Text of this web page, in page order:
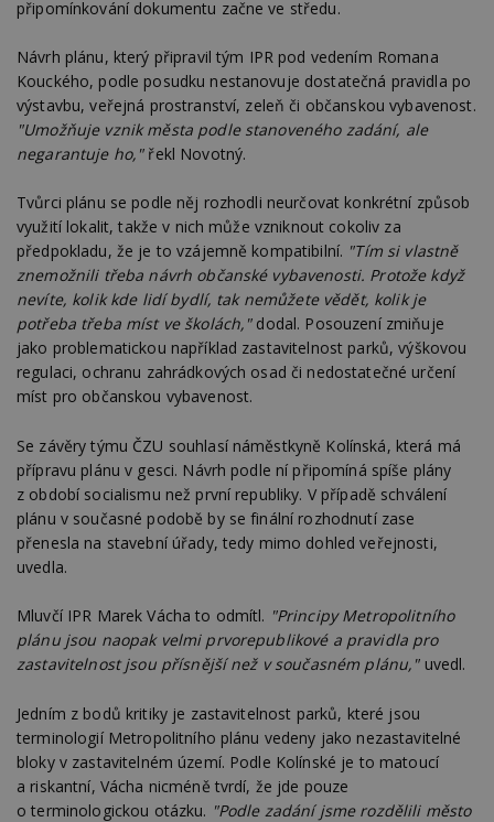
připomínkování dokumentu začne ve středu.
Návrh plánu, který připravil tým IPR pod vedením Romana
Kouckého, podle posudku nestanovuje dostatečná pravidla po
výstavbu, veřejná prostranství, zeleň či občanskou vybavenost.
"Umožňuje vznik města podle stanoveného zadání, ale
negarantuje ho,"řekl Novotný.
Tvůrci plánu se podle něj rozhodli neurčovat konkrétní způsob
využití lokalit, takže v nich může vzniknout cokoliv za
předpokladu, že je to vzájemně kompatibilní. "Tím si vlastně
znemožnili třeba návrh občanské vybavenosti. Protože když
nevíte, kolik kde lidí bydlí, tak nemůžete vědět, kolik je
potřeba třeba míst ve školách,"dodal. Posouzení zmiňuje
jako problematickou například zastavitelnost parků, výškovou
regulaci, ochranu zahrádkových osad či nedostatečné určení
míst pro občanskou vybavenost.
Se závěry týmu ČZU souhlasí náměstkyně Kolínská, která má
přípravu plánu v gesci. Návrh podle ní připomíná spíše plány
z období socialismu než první republiky. V případě schválení
plánu v současné podobě by se finální rozhodnutí zase
přenesla na stavební úřady, tedy mimo dohled veřejnosti,
uvedla.
Mluvčí IPR Marek Vácha to odmítl. "Principy Metropolitního
plánu jsou naopak velmi prvorepublikové a pravidla pro
zastavitelnost jsou přísnější než v současném plánu,"uvedl.
Jedním z bodů kritiky je zastavitelnost parků, které jsou
terminologií Metropolitního plánu vedeny jako nezastavitelné
bloky v zastavitelném území. Podle Kolínské je to matoucí
a riskantní, Vácha nicméně tvrdí, že jde pouze
o terminologickou otázku. "Podle zadání jsme rozdělili město